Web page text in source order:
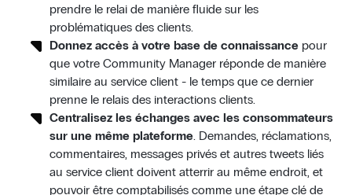
prendre le relai de manière fluide sur les
problématiques des clients.
Donnez accès à votre base de connaissancepour
que votre Community Manager réponde de manière
similaire au service client - le temps que ce dernier
prenne le relais des interactions clients.
Centralisez les échanges avec les consommateurs
sur une même plateforme. Demandes, réclamations,
commentaires, messages privés et autres tweets liés
au service client doivent atterrir au même endroit, et
pouvoir être comptabilisés comme une étape clé de